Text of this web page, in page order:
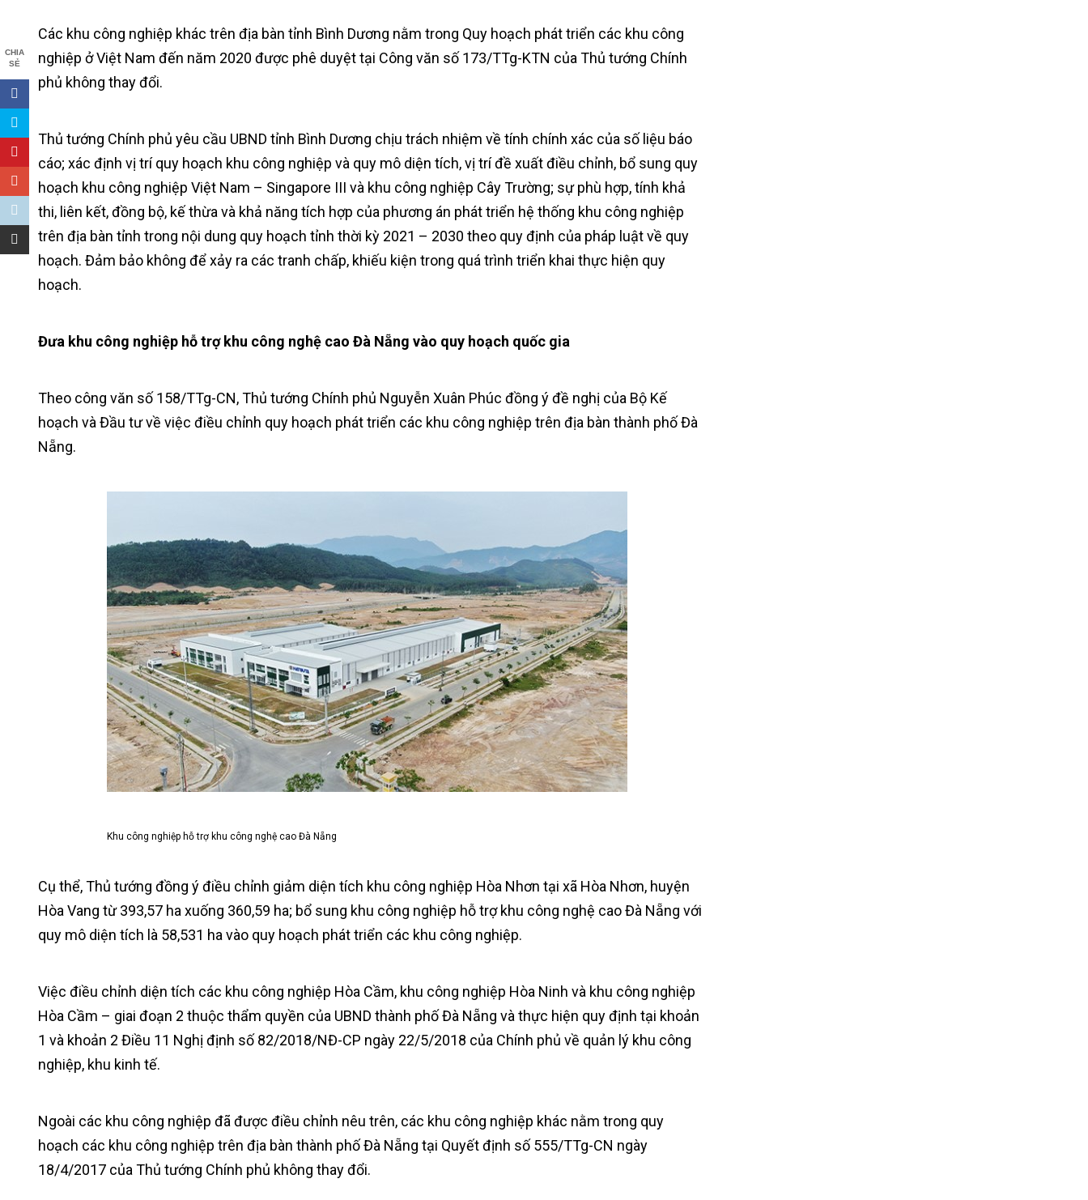
CHIA
SẺ
Các khu công nghiệp khác trên địa bàn tỉnh Bình Dương nằm trong Quy hoạch phát triển các khu công
nghiệp ở Việt Nam đến năm 2020 được phê duyệt tại Công văn số 173/TTg-KTN của Thủ tướng Chính
phủ không thay đổi.
Thủ tướng Chính phủ yêu cầu UBND tỉnh Bình Dương chịu trách nhiệm về tính chính xác của số liệu báo
cáo; xác định vị trí quy hoạch khu công nghiệp và quy mô diện tích, vị trí đề xuất điều chỉnh, bổ sung quy
hoạch khu công nghiệp Việt Nam – Singapore III và khu công nghiệp Cây Trường; sự phù hợp, tính khả
thi, liên kết, đồng bộ, kế thừa và khả năng tích hợp của phương án phát triển hệ thống khu công nghiệp
trên địa bàn tỉnh trong nội dung quy hoạch tỉnh thời kỳ 2021 – 2030 theo quy định của pháp luật về quy
hoạch. Đảm bảo không để xảy ra các tranh chấp, khiếu kiện trong quá trình triển khai thực hiện quy
hoạch.
Đưa khu công nghiệp hỗ trợ khu công nghệ cao Đà Nẵng vào quy hoạch quốc gia
Theo công văn số 158/TTg-CN, Thủ tướng Chính phủ Nguyễn Xuân Phúc đồng ý đề nghị của Bộ Kế
hoạch và Đầu tư về việc điều chỉnh quy hoạch phát triển các khu công nghiệp trên địa bàn thành phố Đà
Nẵng.
Khu công nghiệp hỗ trợ khu công nghệ cao Đà Nẵng
Cụ thể, Thủ tướng đồng ý điều chỉnh giảm diện tích khu công nghiệp Hòa Nhơn tại xã Hòa Nhơn, huyện
Hòa Vang từ 393,57 ha xuống 360,59 ha; bổ sung khu công nghiệp hỗ trợ khu công nghệ cao Đà Nẵng với
quy mô diện tích là 58,531 ha vào quy hoạch phát triển các khu công nghiệp.
Việc điều chỉnh diện tích các khu công nghiệp Hòa Cầm, khu công nghiệp Hòa Ninh và khu công nghiệp
Hòa Cầm – giai đoạn 2 thuộc thẩm quyền của UBND thành phố Đà Nẵng và thực hiện quy định tại khoản
1 và khoản 2 Điều 11 Nghị định số 82/2018/NĐ-CP ngày 22/5/2018 của Chính phủ về quản lý khu công
nghiệp, khu kinh tế.
Ngoài các khu công nghiệp đã được điều chỉnh nêu trên, các khu công nghiệp khác nằm trong quy
hoạch các khu công nghiệp trên địa bàn thành phố Đà Nẵng tại Quyết định số 555/TTg-CN ngày
18/4/2017 của Thủ tướng Chính phủ không thay đổi.